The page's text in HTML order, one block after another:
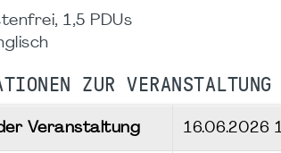
1,5 PDUs
ZUR VERANSTALTUNG
Veranstaltung 16.06.2026